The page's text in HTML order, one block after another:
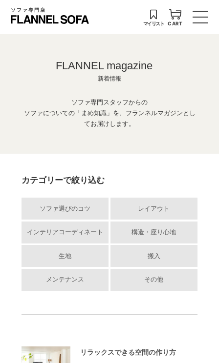
ソファ専門店
マイリスト CART
FLANNEL magazine
新着情報
ソファ専門スタッフからの
ソファについての「まめ知識」を、フランネルマガジンとし
てお届けします。
カテゴリーで絞り込む
ソファ選びのコツ レイアウト
インテリアコーディネート 構造・座り心地
生地 搬入
メンテナンス その他
リラックスできる空間の作り方